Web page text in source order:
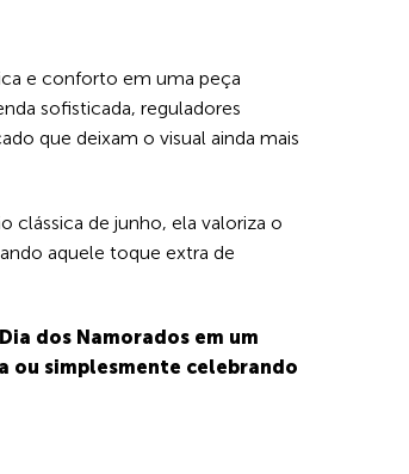
e conforto em uma peça
sofisticada, reguladores
que deixam o visual ainda mais
clássica de junho, ela valoriza o
aquele toque extra de
dos Namorados em um
ou simplesmente celebrando